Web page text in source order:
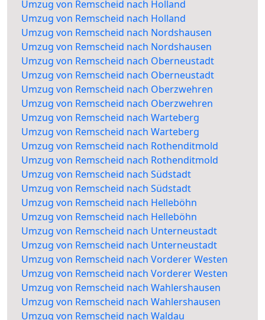
Umzug von Remscheid nach Holland
Umzug von Remscheid nach Holland
Umzug von Remscheid nach Nordshausen
Umzug von Remscheid nach Nordshausen
Umzug von Remscheid nach Oberneustadt
Umzug von Remscheid nach Oberneustadt
Umzug von Remscheid nach Oberzwehren
Umzug von Remscheid nach Oberzwehren
Umzug von Remscheid nach Warteberg
Umzug von Remscheid nach Warteberg
Umzug von Remscheid nach Rothenditmold
Umzug von Remscheid nach Rothenditmold
Umzug von Remscheid nach Südstadt
Umzug von Remscheid nach Südstadt
Umzug von Remscheid nach Helleböhn
Umzug von Remscheid nach Helleböhn
Umzug von Remscheid nach Unterneustadt
Umzug von Remscheid nach Unterneustadt
Umzug von Remscheid nach Vorderer Westen
Umzug von Remscheid nach Vorderer Westen
Umzug von Remscheid nach Wahlershausen
Umzug von Remscheid nach Wahlershausen
Umzug von Remscheid nach Waldau